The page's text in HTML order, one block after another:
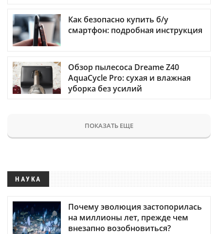
Как безопасно купить б/у
смартфон: подробная инструкция
Обзор пылесоса Dreame Z40
AquaCycle Pro: сухая и влажная
уборка без усилий
ПОКАЗАТЬ ЕЩЕ
НАУКА
Почему эволюция застопорилась
на миллионы лет, прежде чем
внезапно возобновиться?